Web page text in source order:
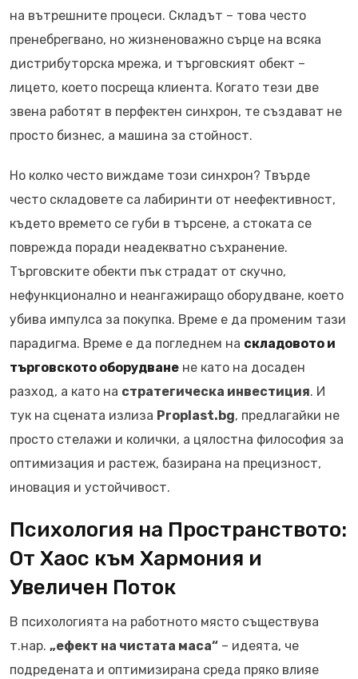
на вътрешните процеси. Складът – това често
пренебрегвано, но жизненоважно сърце на всяка
дистрибуторска мрежа, и търговският обект –
лицето, което посреща клиента. Когато тези две
звена работят в перфектен синхрон, те създават не
просто бизнес, а машина за стойност.
Но колко често виждаме този синхрон? Твърде
често складовете са лабиринти от неефективност,
където времето се губи в търсене, а стоката се
поврежда поради неадекватно съхранение.
Търговските обекти пък страдат от скучно,
нефункционално и неангажиращо оборудване, което
убива импулса за покупка. Време е да променим тази
парадигма. Време е да погледнем на складовото и
търговското оборудване не като на досаден
разход, а като на стратегическа инвестиция. И
тук на сцената излиза Proplast.bg, предлагайки не
просто стелажи и колички, а цялостна философия за
оптимизация и растеж, базирана на прецизност,
иновация и устойчивост.
Психология на Пространството:
От Хаос към Хармония и
Увеличен Поток
В психологията на работното място съществува
т.нар. „ефект на чистата маса“ – идеята, че
подредената и оптимизирана среда пряко влияе